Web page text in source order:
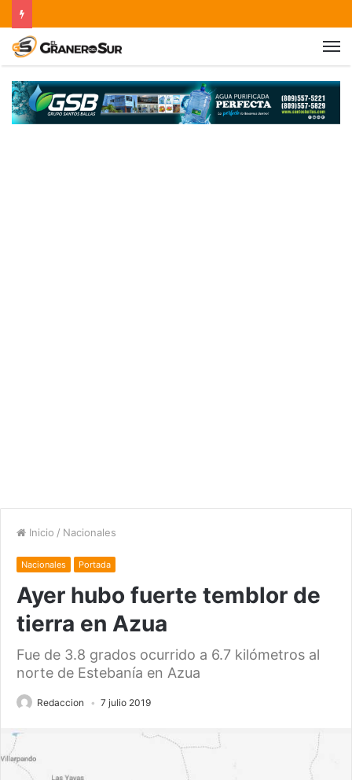
Inicio / Nacionales
Nacionales Portada
Ayer hubo fuerte temblor de
tierra en Azua
Fue de 3.8 grados ocurrido a 6.7 kilómetros al
norte de Estebanía en Azua
Redaccion 7 julio 2019